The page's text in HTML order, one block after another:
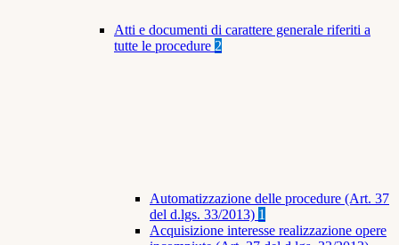
Atti e documenti di carattere generale riferiti a
tutte le procedure 2
Automatizzazione delle procedure (Art. 37
del d.lgs. 33/2013) 1
Acquisizione interesse realizzazione opere